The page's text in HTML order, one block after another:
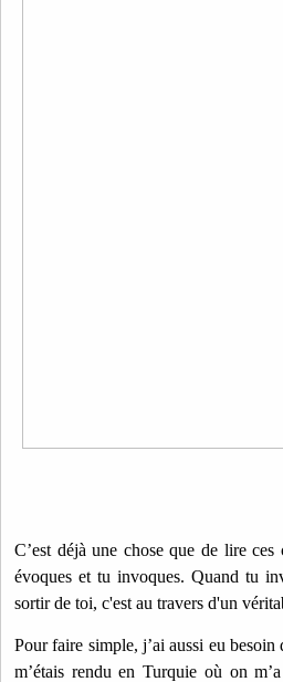
C’est déjà une chose que de lire
évoques et tu invoques. Quand tu
sortir de toi, c'est au travers d'un
Pour faire simple, j’ai aussi eu
m’étais rendu en Turquie où on